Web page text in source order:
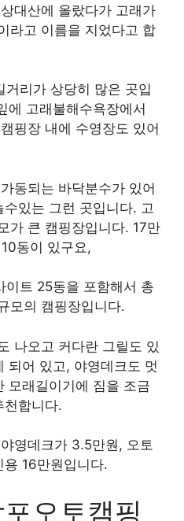
대산에 올랐다가 고래가
라고 이름을 지었다고 합
거리가 상당히 많은 곳입
에 고래불해수욕장에서
핑장 내에 수영장도 있어
동되는 바닥분수가 있어
있는 그런 곳입니다. 고
가 큰 캠핑장입니다. 17만
동이 있구요,
이트 25동을 포함해서 총
모의 캠핑장입니다.
나오고 커다란 그릴도 있
되어 있고, 야영데크도 멋
모래길이기에 짐을 조금
천합니다.
영데크가 3.5만원, 오토
16만원입니다.
오토캠핑